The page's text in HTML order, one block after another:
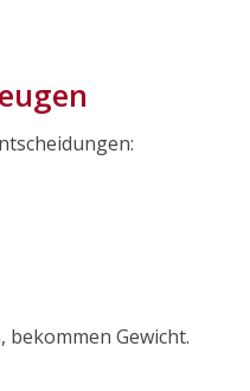
bekommen Gewicht.